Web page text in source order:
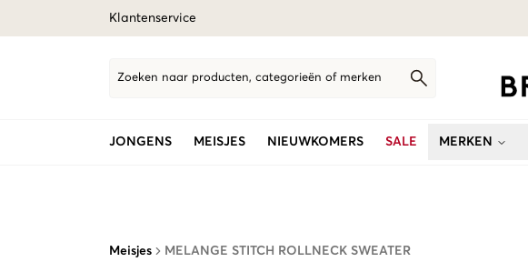
Klantenservice
Zoeken naar producten, categorieën of merken
JONGENS MEISJES NIEUWKOMERS SALE MERKEN
Meisjes MELANGE STITCH ROLLNECK SWEATER